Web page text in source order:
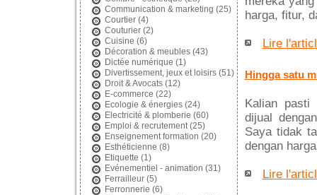
Communication & marketing (25)
Courtier(4)
Couturier(2)
Cuisine (6)
Décoration & meubles(43)
Dictée numérique (1)
Divertissement, jeux et loisirs(51)
Droit & Avocats(12)
E-commerce (22)
Ecologie & énergies(24)
Electricité & plomberie (60)
Emploi & recrutement(25)
Enseignement formation (20)
Esthéticienne (8)
Etiquette (1)
Evénementiel - animation (31)
Ferrailleur(5)
Ferronnerie (6)
harga, fitur,
Lire
Hingga satu
Kalian pasti
dijual
Saya tidak
dengan
Lire